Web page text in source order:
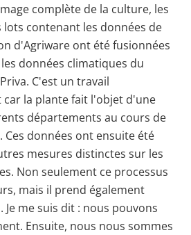
complète de la culture, les
contenant les données de
d'Agriware ont été fusionnées
données climatiques du
C'est un travail
la plante fait l'objet d'une
départements au cours de
Ces données ont ensuite été
mesures distinctes sur les
Non seulement ce processus
mais il prend également
me suis dit : nous pouvons
Ensuite, nous nous sommes